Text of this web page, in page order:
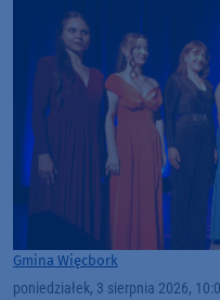
Gmina Więcbork
poniedziałek, 3 sierpnia 2026,